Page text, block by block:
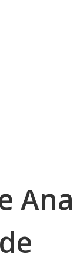
Ana